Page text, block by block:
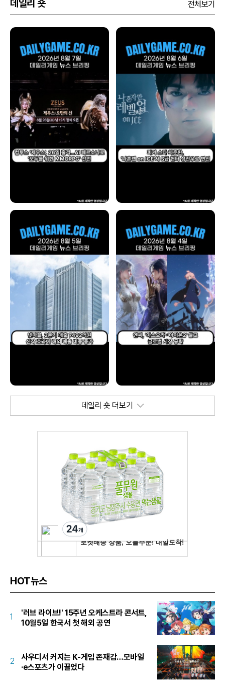
데일리 숏 전체보기
데일리 숏 더보기
HOT뉴스
1
'러브 라이브!' 15주년 오케스트라 콘서트,
10월5일 한국서 첫 해외 공연
2
사우디서 커지는 K-게임 존재감…모바일
·e스포츠가 이끌었다